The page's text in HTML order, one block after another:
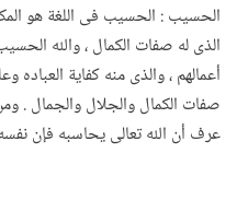
الحسيب : الحسيب فى اللغة هو
الذى له صفات الكمال ، والله
أعمالهم ، والذى منه كفاية العباده
صفات الكمال والجلال والجمال .
عرف أن الله تعالى يحاسبه فإن